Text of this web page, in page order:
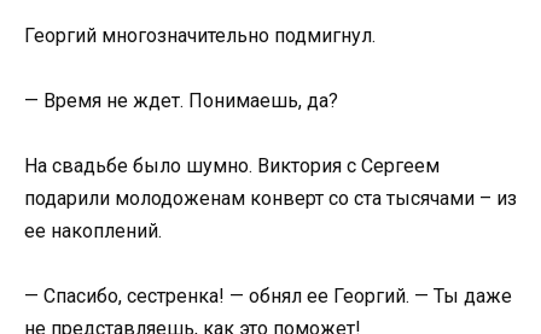
Георгий многозначительно подмигнул.
— Время не ждет. Понимаешь, да?
На свадьбе было шумно. Виктория с Сергеем
подарили молодоженам конверт со ста тысячами – из
ее накоплений.
— Спасибо, сестренка! — обнял ее Георгий. — Ты даже
не представляешь, как это поможет!